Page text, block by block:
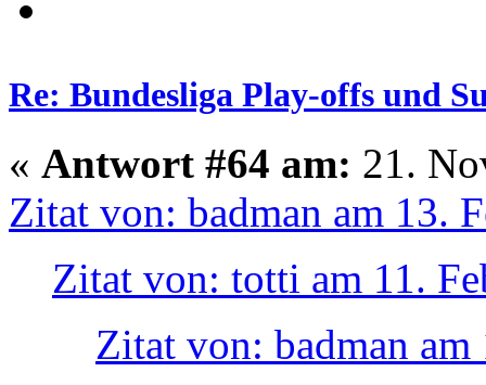
Re: Bundesliga Play-offs und
« Antwort #64 am: 21.
Zitat von: badman am 13.
Zitat von: totti am 11.
Zitat von: badman